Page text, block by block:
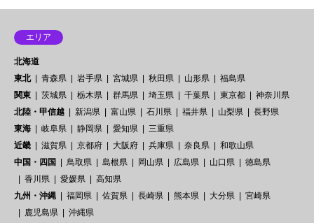
エリア
北海道
東北
青森県 岩手県 宮城県 秋田県 山形県
福島県
関東
茨城県 栃木県 群馬県 埼玉県 千葉県 東京都
神奈川県
北陸・甲信越
新潟県 富山県 石川県 福井県 山梨県
長野県
東海
岐阜県 静岡県 愛知県
三重県
近畿
滋賀県 京都府 大阪府 兵庫県 奈良県
和歌山県
中国・四国
鳥取県 島根県 岡山県 広島県 山口県
徳島県
香川県
愛媛県
高知県
九州・沖縄
福岡県 佐賀県 長崎県 熊本県 大分県
宮崎県
鹿児島県
沖縄県